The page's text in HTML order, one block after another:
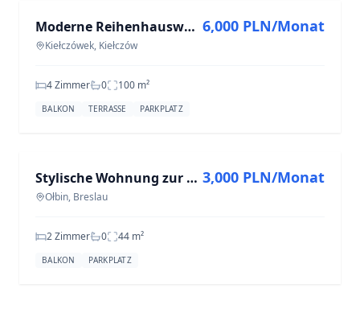
Moderne Reihenhauswohnung in Kiełczówek mit 4 Zimmern und 100 m²
Kiełczówek, Kiełczów
6,000 PLN/Monat
4 Zimmer 0 100 m²
BALKON TERRASSE PARKPLATZ
Stylische Wohnung zur Miete in Ołbin – 2 Zimmer, 44 m²
Ołbin, Breslau
3,000 PLN/Monat
2 Zimmer 0 44 m²
BALKON PARKPLATZ